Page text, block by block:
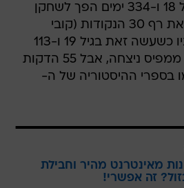
מעל 30 נקודות, ובגיל 18 ו-334 ימים הפך לשחקן
הצעיר ביותר לשבור את רף 30 הנקודות (קובי
החזיק בשיא הזה לפניו כשעשה זאת בגיל 19 ו-113
ימים). בסופו של דבר ממפיס ניצחה, אבל 55 הדקות
בספרי ההיסטוריה של ה-
מאינטרנט מהיר וחבילת
זה אפשרי!